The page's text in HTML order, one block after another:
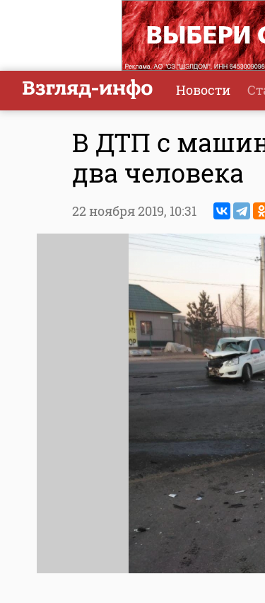
Новости
В ДТП с
два человека
22 ноября 2019, 10:31